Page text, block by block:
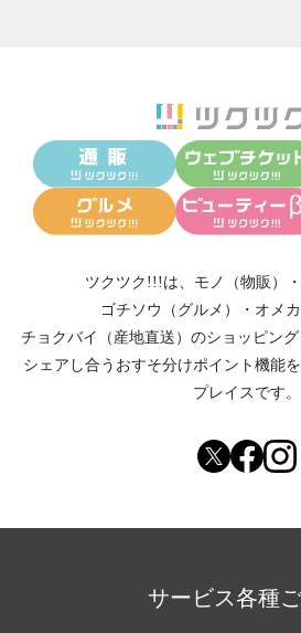
ツクツク!!!は、 モノ（物販） ・
ゴチソウ（グルメ）
・ オメ
チョクバイ（産地直送） のショッピング
シェアし合う おすそ分けポイント機能
プレイスです。
サービス各種